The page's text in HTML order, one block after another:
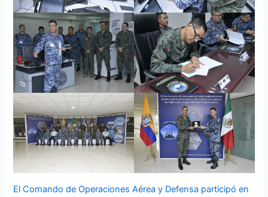
El Comando de Operaciones Aérea y Defensa participó en